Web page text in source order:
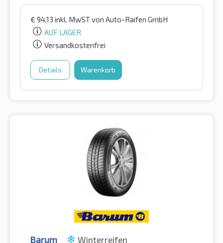
€ 94,13 inkl. MwSTvon Auto-Raifen GmbH
AUF LAGER
Versandkostenfrei
Details Warenkorb
Barum Winterreifen